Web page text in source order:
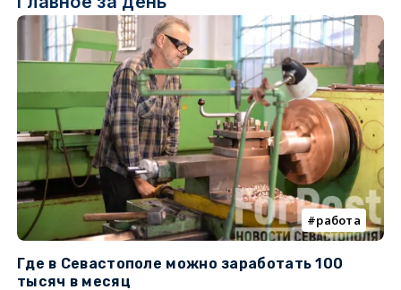
работа
Где в Севастополе можно заработать 100
тысяч в месяц